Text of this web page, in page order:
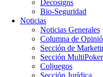
Decosigns
Bio-Seguridad
Noticias
Noticias Generales
Columna de
Sección de
Sección MultiPoker
Coljuegos
Sección Jurídica